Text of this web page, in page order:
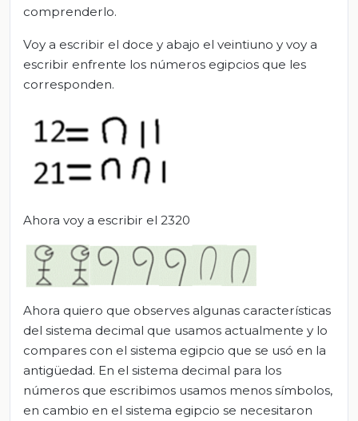
comprenderlo.
Voy a escribir el doce y abajo el veintiuno y voy a
escribir enfrente los números egipcios que les
corresponden.
Ahora voy a escribir el 2320
Ahora quiero que observes algunas características
del sistema decimal que usamos actualmente y lo
compares con el sistema egipcio que se usó en la
antigüedad. En el sistema decimal para los
números que escribimos usamos menos símbolos,
en cambio en el sistema egipcio se necesitaron